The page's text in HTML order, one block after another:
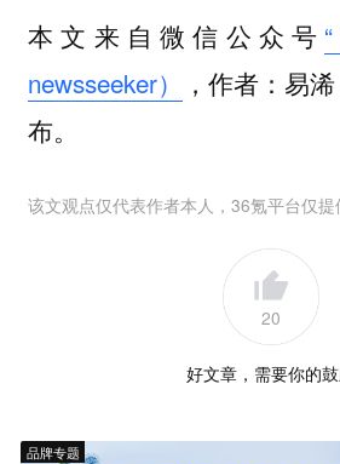
本文来自微信公众号
newsseeker）
，作者：易
布。
该文观点仅代表作者本人，36氪平台仅提
20
好文章，需要你的
品牌专题